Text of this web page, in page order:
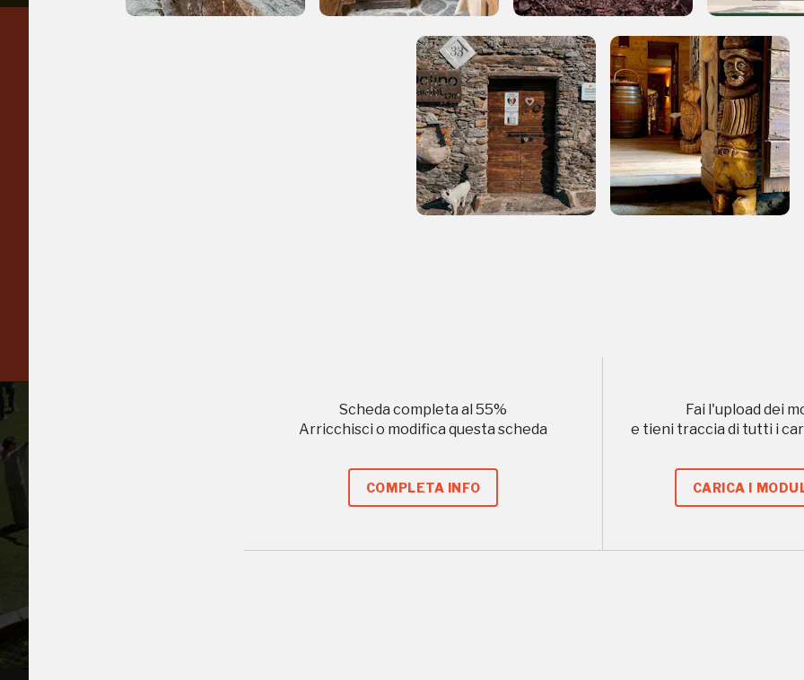
Scheda completa al 55%
Arricchisci o modifica questa scheda
COMPLETA INFO
Fai l'upload dei
e tieni traccia di tutti i
CARICA I
Ingresso
gratuito
Museo
Sansevero
Napoli
Palazzo Strozzi
Firenze